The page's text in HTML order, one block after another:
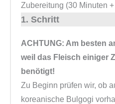
Zubereitung (30 Minuten
1. Schritt
ACHTUNG: Am besten
weil das Fleisch einiger
benötigt!
Zu Beginn prüfen wir, ob
koreanische Bulgogi